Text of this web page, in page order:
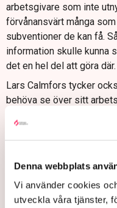
Denna webbplats
Vi använder cookies
utveckla våra tjänster,
arbetsgivare som inte
förvånansvärt många
subventioner de kan få.
information skulle kunna
det en hel del att göra där.
Lars Calmfors tycker
behöva se över sitt
– Arbetsförmedlingen
arbetsgivarkontakterna.
arbetslösheten har vuxit,